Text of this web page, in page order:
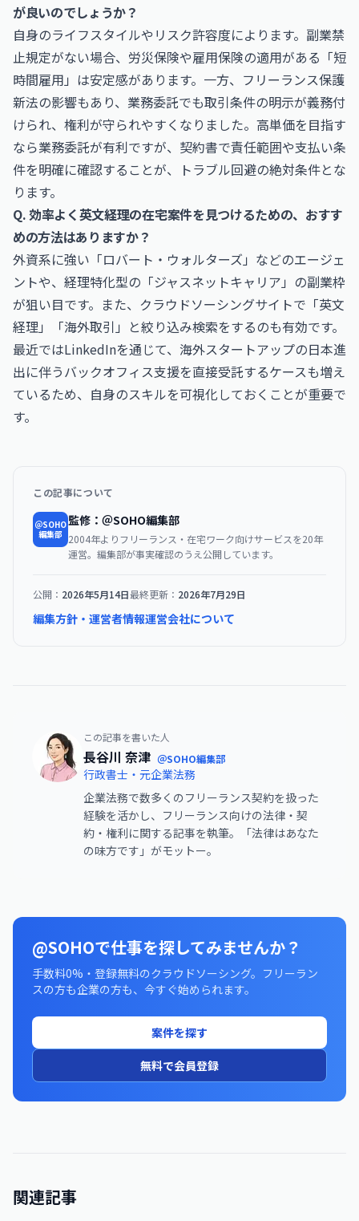
が良いのでしょうか？
自身のライフスタイルやリスク許容度によります。副業禁
止規定がない場合、労災保険や雇用保険の適用がある「短
時間雇用」は安定感があります。一方、フリーランス保護
新法の影響もあり、業務委託でも取引条件の明示が義務付
けられ、権利が守られやすくなりました。高単価を目指す
なら業務委託が有利ですが、契約書で責任範囲や支払い条
件を明確に確認することが、トラブル回避の絶対条件とな
ります。
Q. 効率よく英文経理の在宅案件を見つけるための、おすす
めの方法はありますか？
外資系に強い「ロバート・ウォルターズ」などのエージェ
ントや、経理特化型の「ジャスネットキャリア」の副業枠
が狙い目です。また、クラウドソーシングサイトで「英文
経理」「海外取引」と絞り込み検索をするのも有効です。
最近ではLinkedInを通じて、海外スタートアップの日本進
出に伴うバックオフィス支援を直接受託するケースも増え
ているため、自身のスキルを可視化しておくことが重要で
す。
この記事について
＠SOHO
編集部
監修：＠SOHO編集部
2004年よりフリーランス・在宅ワーク向けサービスを20年
運営。編集部が事実確認のうえ公開しています。
公開： 2026年5月14日最終更新： 2026年7月29日
編集方針・運営者情報運営会社について
この記事を書いた人
長谷川 奈津 ＠SOHO編集部
行政書士・元企業法務
企業法務で数多くのフリーランス契約を扱った
経験を活かし、フリーランス向けの法律・契
約・権利に関する記事を執筆。「法律はあなた
の味方です」がモットー。
@SOHOで仕事を探してみませんか？
手数料0%・登録無料のクラウドソーシング。フリーラン
スの方も企業の方も、今すぐ始められます。
案件を探す
無料で会員登録
関連記事